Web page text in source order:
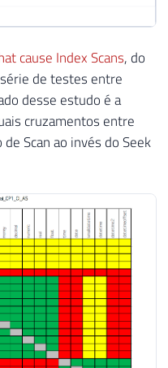
cause Index Scans, do
de testes entre
desse estudo é a
cruzamentos entre
Scan ao invés do Seek